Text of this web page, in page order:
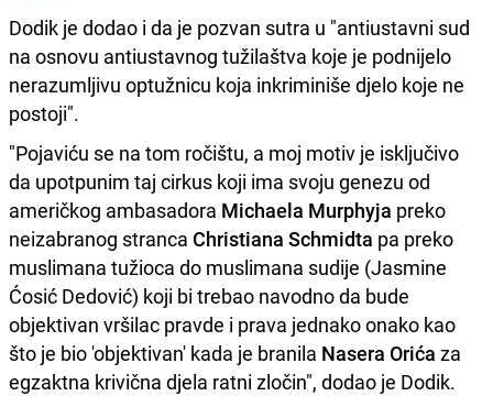
Dodik je dodao i da je pozvan sutra u "antiustavni sud
na osnovu antiustavnog tužilaštva koje je podnijelo
nerazumljivu optužnicu koja inkriminiše djelo koje ne
postoji".
"Pojaviću se na tom ročištu, a moj motiv je isključivo
da upotpunim taj cirkus koji ima svoju genezu od
američkog ambasadora Michaela Murphyja preko
neizabranog stranca Christiana Schmidta pa preko
muslimana tužioca do muslimana sudije (Jasmine
Ćosić Dedović) koji bi trebao navodno da bude
objektivan vršilac pravde i prava jednako onako kao
što je bio 'objektivan' kada je branila Nasera Orića za
egzaktna krivična djela ratni zločin", dodao je Dodik.